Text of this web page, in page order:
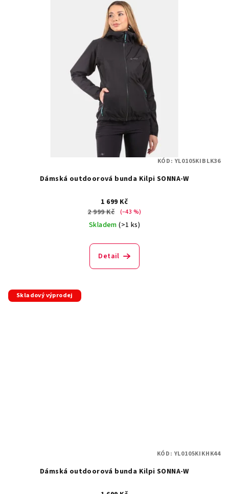
Dámská outdoorová bunda Kilpi SONNA-W
1 699 Kč
2 999 Kč
(–43 %)
Skladem(>1 ks)
Detail
KÓD: YL0105KIBLK36
Skladový výprodej
Dámská outdoorová bunda Kilpi SONNA-W
KÓD: YL0105KIKHK44